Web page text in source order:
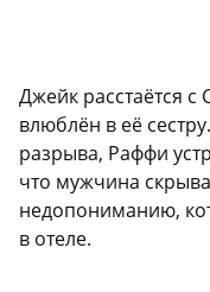
Джейк расстаётся
влюблён в её
разрыва, Раффи
что мужчина
недопониманию,
в отеле.